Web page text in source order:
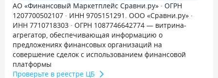
АО «Финансовый Маркетплейс Сравни.ру» · ОГРН
1207700502107 · ИНН 9705151291. ООО «Сравни.ру» ·
ИНН 7710718303 · ОГРН 1087746642774 — витрина-
агрегатор, обеспечивающая информацию о
предложениях финансовых организаций на
совершение сделок с использованием финансовой
платформы
Проверьте в реестре ЦБ